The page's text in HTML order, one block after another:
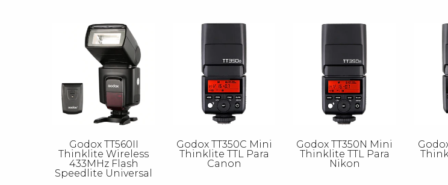
Godox TT560II
Thinklite Wireless
433MHz Flash
Speedlite Universal
Godox TT350C Mini
Thinklite TTL Para
Canon
Godox TT350N Mini
Thinklite TTL Para
Nikon